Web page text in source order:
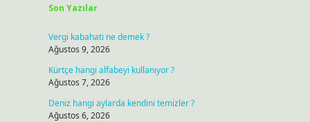
Son Yazılar
Vergi kabahati ne demek ?
Ağustos 9, 2026
Kürtçe hangi alfabeyi kullanıyor ?
Ağustos 7, 2026
Deniz hangi aylarda kendini temizler ?
Ağustos 6, 2026